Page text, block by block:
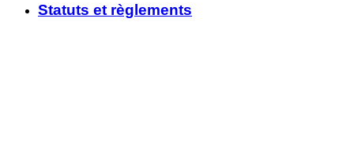
Statuts et règlements